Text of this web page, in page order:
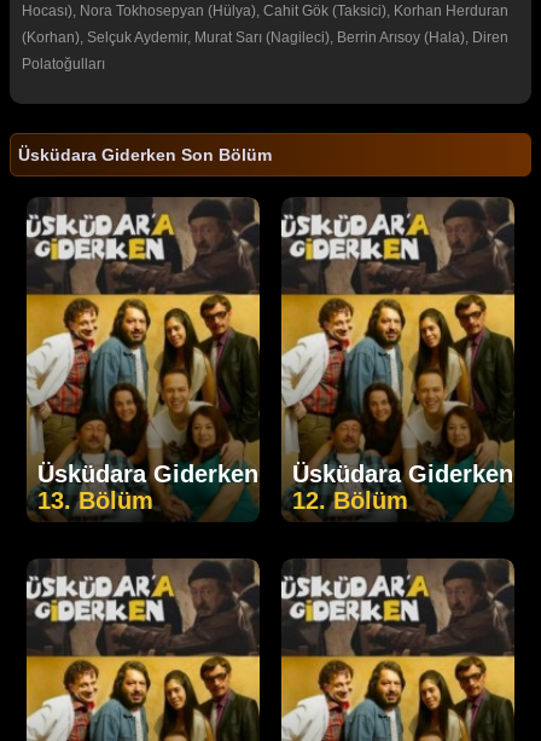
Hocası), Nora Tokhosepyan (Hülya), Cahit Gök (Taksici), Korhan Herduran
(Korhan), Selçuk Aydemir, Murat Sarı (Nagileci), Berrin Arısoy (Hala), Diren
Polatoğulları
Üsküdara Giderken Son Bölüm
Üsküdara Giderken
13. Bölüm
Üsküdara Giderken
12. Bölüm